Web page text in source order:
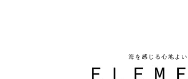
海を感じる心地よい